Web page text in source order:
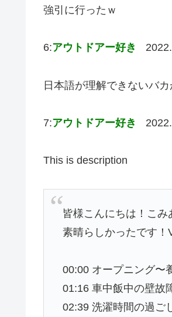
強引に行ったｗ
6:アウトドアー好き
日本語が理解できないバ
7:アウトドアー好き
This is description
皆様こんにちは！こみ
素晴らしかったです！
00:00 オープニング〜
01:16 車中飯中の壁故
02:39 洗濯時間の過ご